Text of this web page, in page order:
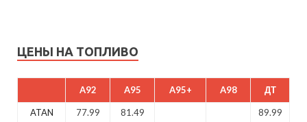
ЦЕНЫ НА ТОПЛИВО
A92 A95 A95+ A98 ДТ
ATAN 77.99 81.49
89.99